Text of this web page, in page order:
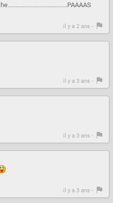
il y a 2 ans -
il y a 3 ans -
il y a 3 ans -
il y a 3 ans -